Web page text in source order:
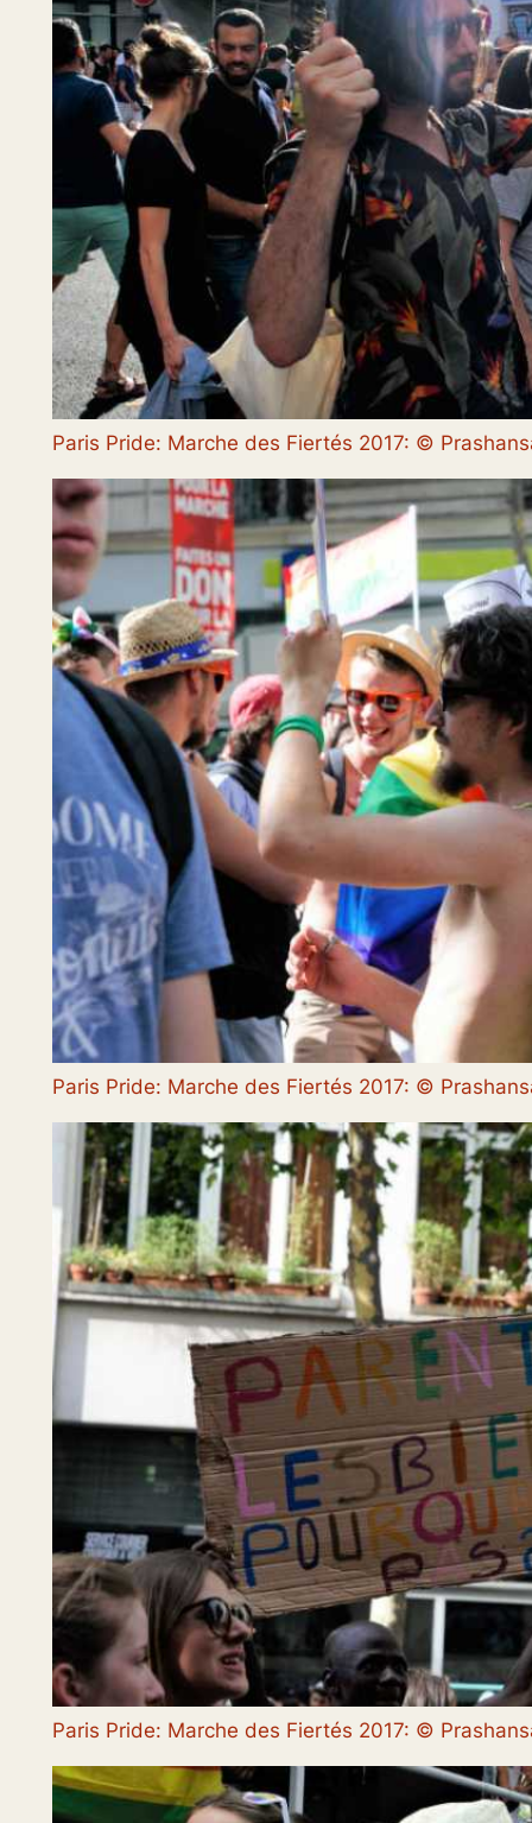
Paris Pride: Marche des Fiertés 2017: ©
Paris Pride: Marche des Fiertés 2017: ©
Paris Pride: Marche des Fiertés 2017: ©